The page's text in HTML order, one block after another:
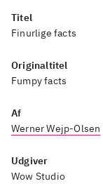
Titel
Finurlige facts
Originaltitel
Fumpy facts
Af
Werner Wejp-Olsen
Udgiver
Wow Studio